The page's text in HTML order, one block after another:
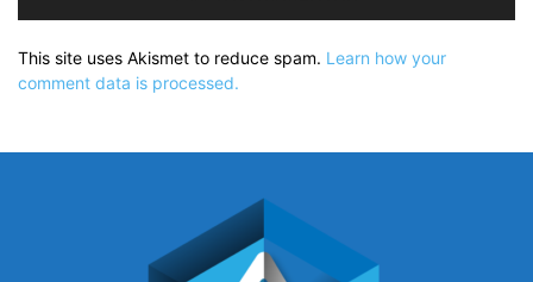
This site uses Akismet to reduce spam. Learn how your
comment data is processed.